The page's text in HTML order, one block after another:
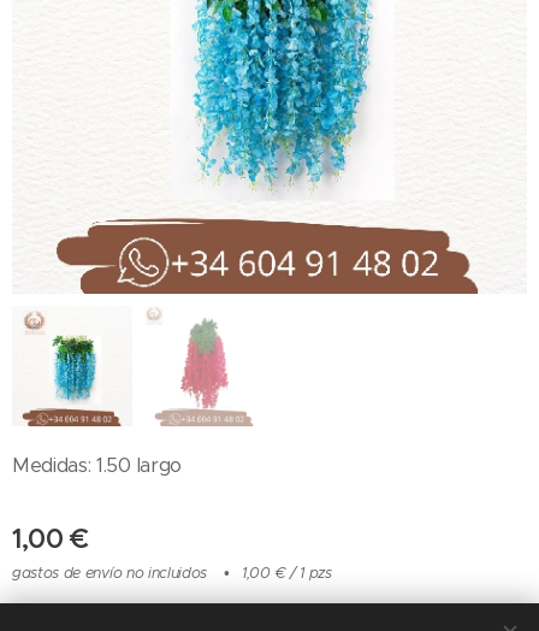
Medidas: 1.50 largo
1,00 €
gastos de envío no incluidos 1,00 € / 1 pzs